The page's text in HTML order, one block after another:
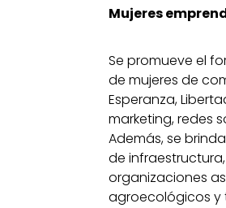
Mujeres
Se promueve el
de mujeres de
Esperanza,
marketing, redes
Además, se
de
organizaciones
agroecológicos y